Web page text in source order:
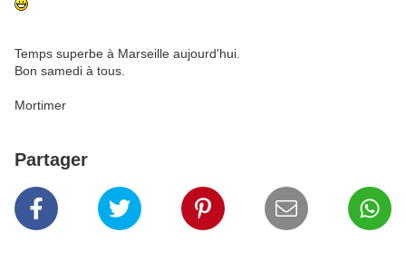
Temps superbe à Marseille aujourd'hui.
Bon samedi à tous.
Mortimer
Partager